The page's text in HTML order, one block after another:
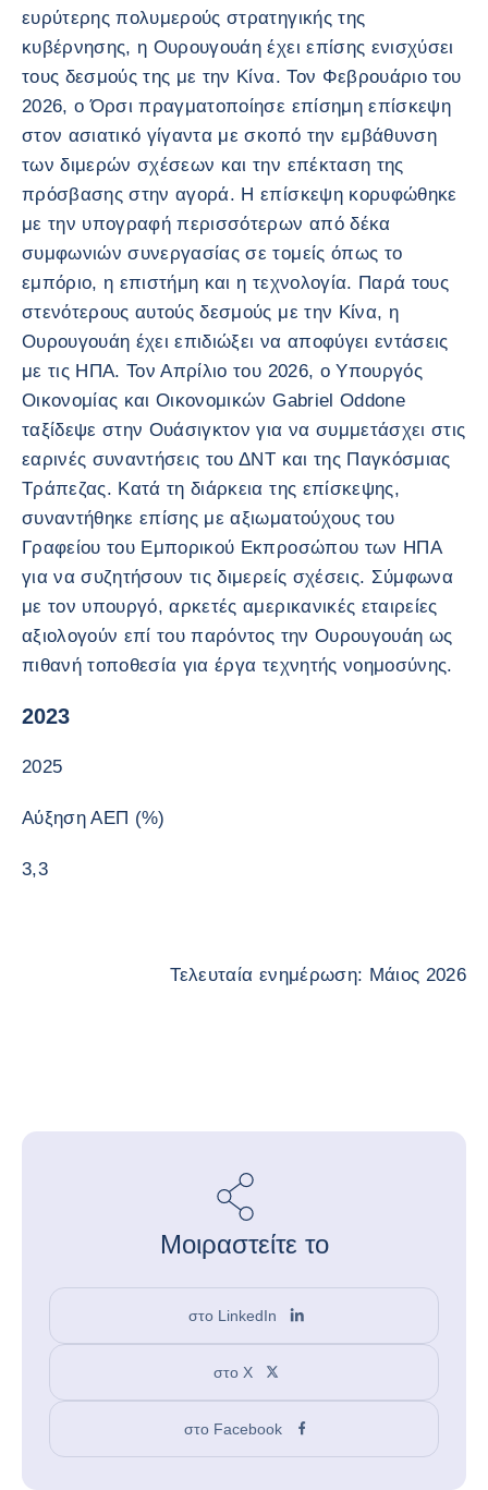
ευρύτερης πολυμερούς στρατηγικής της
κυβέρνησης, η Ουρουγουάη έχει επίσης ενισχύσει
τους δεσμούς της με την Κίνα. Τον Φεβρουάριο του
2026, ο Όρσι πραγματοποίησε επίσημη επίσκεψη
στον ασιατικό γίγαντα με σκοπό την εμβάθυνση
των διμερών σχέσεων και την επέκταση της
πρόσβασης στην αγορά. Η επίσκεψη κορυφώθηκε
με την υπογραφή περισσότερων από δέκα
συμφωνιών συνεργασίας σε τομείς όπως το
εμπόριο, η επιστήμη και η τεχνολογία. Παρά τους
στενότερους αυτούς δεσμούς με την Κίνα, η
Ουρουγουάη έχει επιδιώξει να αποφύγει εντάσεις
με τις ΗΠΑ. Τον Απρίλιο του 2026, ο Υπουργός
Οικονομίας και Οικονομικών Gabriel Oddone
ταξίδεψε στην Ουάσιγκτον για να συμμετάσχει στις
εαρινές συναντήσεις του ΔΝΤ και της Παγκόσμιας
Τράπεζας. Κατά τη διάρκεια της επίσκεψης,
συναντήθηκε επίσης με αξιωματούχους του
Γραφείου του Εμπορικού Εκπροσώπου των ΗΠΑ
για να συζητήσουν τις διμερείς σχέσεις. Σύμφωνα
με τον υπουργό, αρκετές αμερικανικές εταιρείες
αξιολογούν επί του παρόντος την Ουρουγουάη ως
πιθανή τοποθεσία για έργα τεχνητής νοημοσύνης.
2023
2025
Αύξηση ΑΕΠ (%)
3,3
Τελευταία ενημέρωση: Μάιος 2026
Μοιραστείτε το
στο LinkedIn
στο X
στο Facebook